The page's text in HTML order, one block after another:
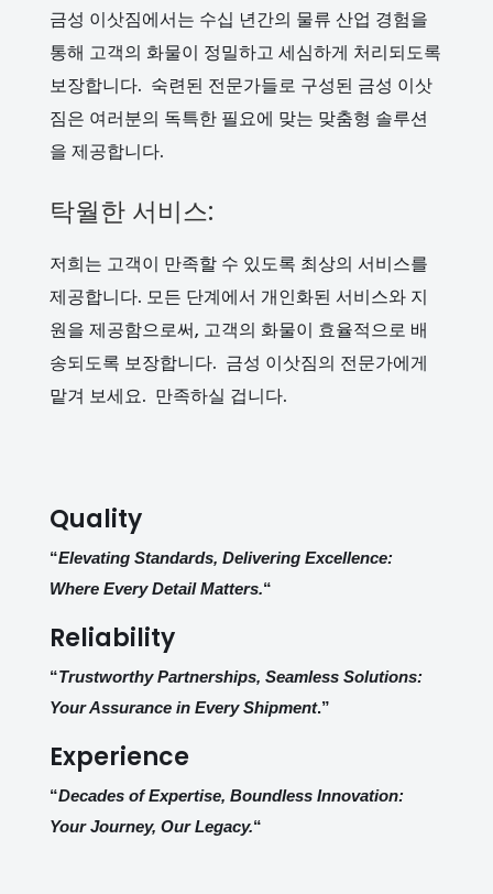
금성 이삿짐에서는 수십 년간의 물류 산업 경험을
통해 고객의 화물이 정밀하고 세심하게 처리되도록
보장합니다. 숙련된 전문가들로 구성된 금성 이삿
짐은 여러분의 독특한 필요에 맞는 맞춤형 솔루션
을 제공합니다.
탁월한 서비스:
저희는 고객이 만족할 수 있도록 최상의 서비스를
제공합니다. 모든 단계에서 개인화된 서비스와 지
원을 제공함으로써, 고객의 화물이 효율적으로 배
송되도록 보장합니다. 금성 이삿짐의 전문가에게
맡겨 보세요. 만족하실 겁니다.
Quality
“Elevating Standards, Delivering Excellence:
Where Every Detail Matters.“
Reliability
“Trustworthy Partnerships, Seamless Solutions:
Your Assurance in Every Shipment.”
Experience
“Decades of Expertise, Boundless Innovation:
Your Journey, Our Legacy.“